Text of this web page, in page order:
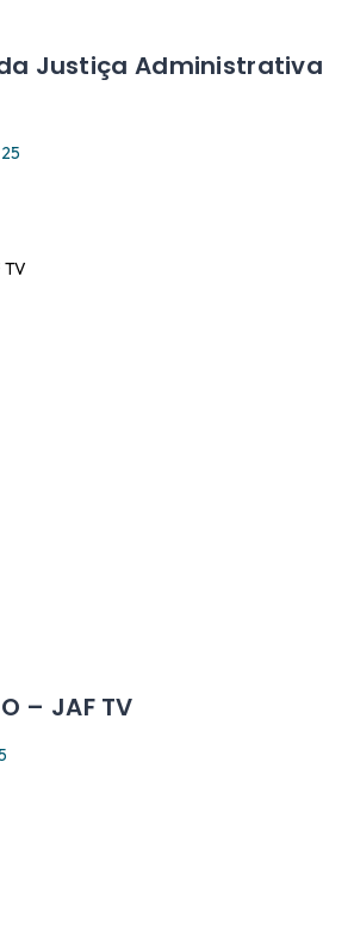
Justiça Administrativa
– JAF TV